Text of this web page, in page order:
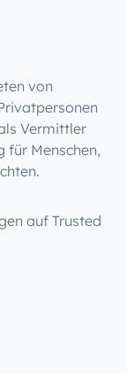
von
Vermittler
für Menschen,
auf Trusted